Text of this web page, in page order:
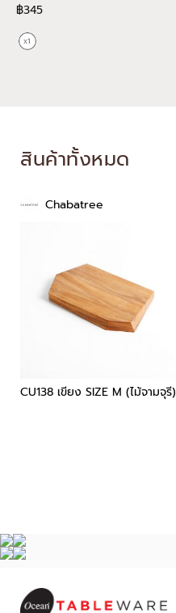
฿345
สินค้าทั้งหมด
Chabatree
CU138 เขียง SIZE M (ไม้จามจุรี)